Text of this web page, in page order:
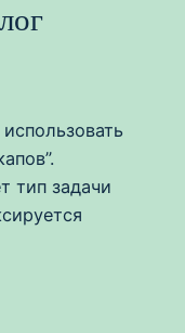
тип задачи